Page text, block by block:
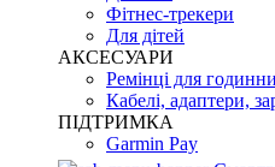
Фітнес-трекери
Для дітей
АКСЕСУАРИ
Ремінці для
Кабелі, адаптери,
ПІДТРИМКА
Garmin Pay